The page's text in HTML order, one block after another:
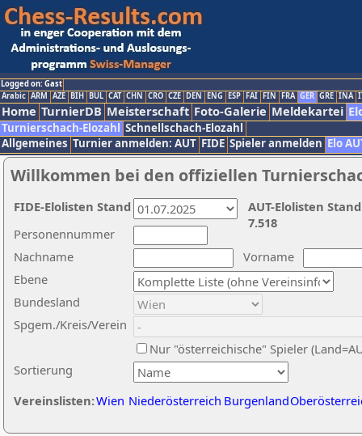
Logged on: Gast
Arabic ARM AZE BIH BUL CAT CHN CRO CZE DEN ENG ESP FAI FIN FRA GER GRE INA
Home TurnierDB Meisterschaft Foto-Galerie Meldekartei
Turnierschach-Elozahl Schnellschach-Elozahl
Allgemeines Turnier anmelden: AUT FIDE Spieler anmelden Elo
Willkommen bei den offiziellen
Nachname
Vorname
Ebene
Sortierung
Personennummer
Bundesland
Spgem./Kreis/Verein
Nur "österreichische" Spieler
Vereinslisten:Wien Niederösterreich Burgenland
AUT-Elolisten
7.518
FIDE-Elolisten Stand